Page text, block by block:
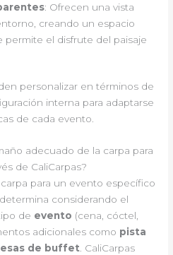
: Ofrecen una vista
creando un espacio
permite el disfrute del paisaje
personalizar en términos de
interna para adaptarse
de cada evento.
adecuado de la carpa para
de CaliCarpas?
para un evento específico
considerando el
de evento (cena, cóctel,
adicionales como pista
de buffet . CaliCarpas